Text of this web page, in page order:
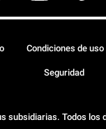
subsidiarias. Todos los
Condiciones de uso
Seguridad